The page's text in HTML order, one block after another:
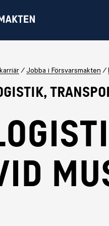
Jobba i Försvarsmakten